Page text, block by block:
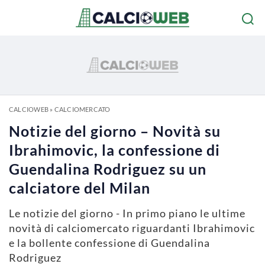
CALCIOWEB» CALCIOMERCATO
Notizie del giorno – Novità su
Ibrahimovic, la confessione di
Guendalina Rodriguez su un
calciatore del Milan
Le notizie del giorno - In primo piano le ultime
novità di calciomercato riguardanti Ibrahimovic
e la bollente confessione di Guendalina
Rodriguez